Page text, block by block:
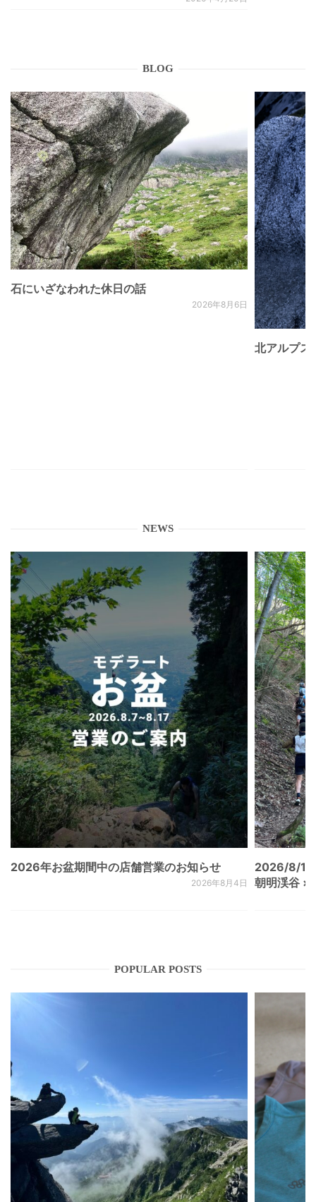
BLOG
石にいざなわれた休日の話
2026年8月6日
北アルプ
NEWS
2026年お盆期間中の店舗営業のお知らせ
2026年8月4日
2026/8/
朝明渓谷 ×
POPULAR POSTS